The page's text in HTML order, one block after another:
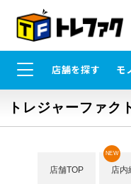
店舗を探す モ
トレジャーファク
店舗TOP 店内
NEW